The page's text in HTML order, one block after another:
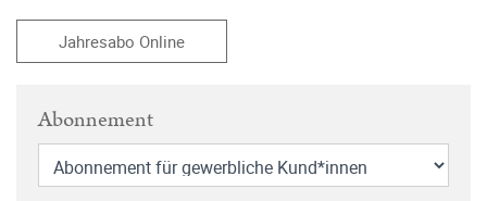
Jahresabo Online
Abonnement